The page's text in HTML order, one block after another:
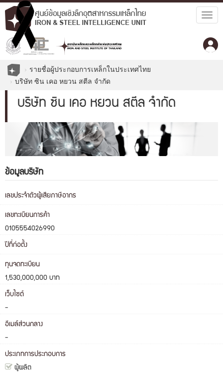
รายชื่อผู้ประกอบการเหล็กในประเทศไทย
บริษัท ซิน เคอ หยวน สตีล จำกัด
บริษัท ซิน เคอ หยวน สตีล จำกัด
ข้อมูลบริษัท
เลขประจำตัวผู้เสียภาษีอากร
เลขทะเบียนการค้า
0105554026990
ปีที่ก่อตั้ง
ทุนจดทะเบียน
1,530,000,000 บาท
เว็บไซต์
-
อีเมล์ส่วนกลาง
-
ประเภทการประกอบการ
ผู้ผลิต